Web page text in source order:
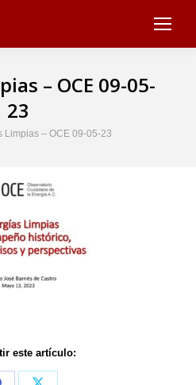
– OCE 09-05-
23
Limpias – OCE 09-05-23
este artículo: